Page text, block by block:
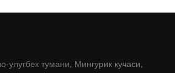
улугбек тумани, Мингурик кучаси,